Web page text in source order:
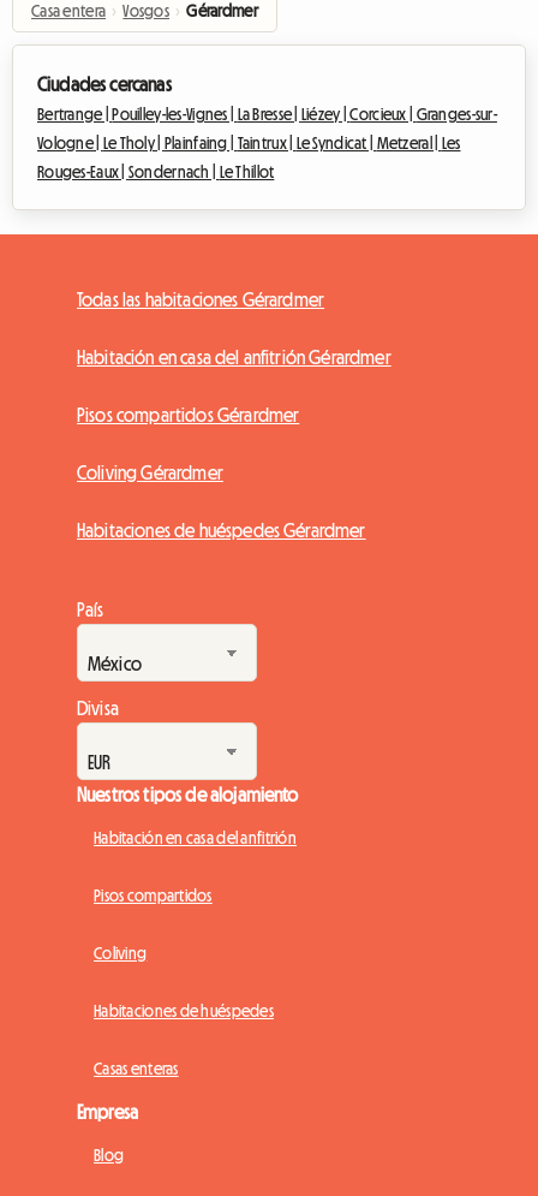
Casa entera › Vosgos › Gérardmer
Ciudades cercanas
Bertrange |Pouilley-les-Vignes | La Bresse | Liézey |Corcieux | Granges-sur-
Vologne | Le Tholy | Plainfaing | Taintrux | Le Syndicat | Metzeral | Les
Rouges-Eaux | Sondernach | Le Thillot
Todas las habitaciones Gérardmer
Habitación en casa del anfitrión Gérardmer
Pisos compartidos Gérardmer
Coliving Gérardmer
Habitaciones de huéspedes Gérardmer
País
Divisa
Nuestros tipos de alojamiento
Habitación en casa del anfitrión
Pisos compartidos
Coliving
Habitaciones de huéspedes
Casas enteras
Empresa
Blog